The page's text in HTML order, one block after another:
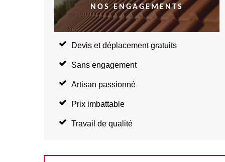
NOS ENGAGEMENTS
Devis et déplacement gratuits
Sans engagement
Artisan passionné
Prix imbattable
Travail de qualité